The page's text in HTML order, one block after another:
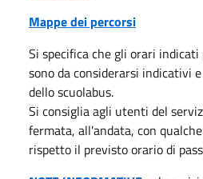
Mappe dei percorsi
Si specifica che gli orari
sono da considerarsi indicativi
dello scuolabus.
Si consiglia agli utenti del
fermata, all'andata, con
rispetto il previsto orario di